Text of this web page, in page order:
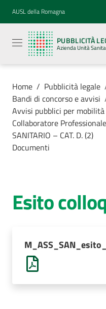
Vai al contenuto
Vai alla navigazione
Vai al footer
AUSL della Romagna
PUBBLICITÀ
Azienda Unità
legale
Azienda
Unità
Locale della
Azienda
Luoghi di
cura
AUSL
Comunica
Home / Pubblicità legale
Bandi di concorso e avvisi
Avvisi pubblici per
Collaboratore
SANITARIO – CAT. D. (2)
Documenti
Esito